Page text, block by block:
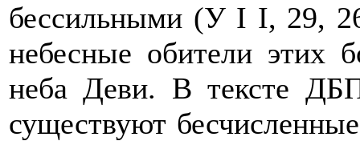
бессильными (У I I, 29,
небесные обители этих
неба Деви. В тексте
существуют